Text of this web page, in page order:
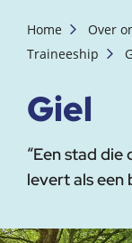
Home Over
Traineeship
Giel
“Een stad
levert als een